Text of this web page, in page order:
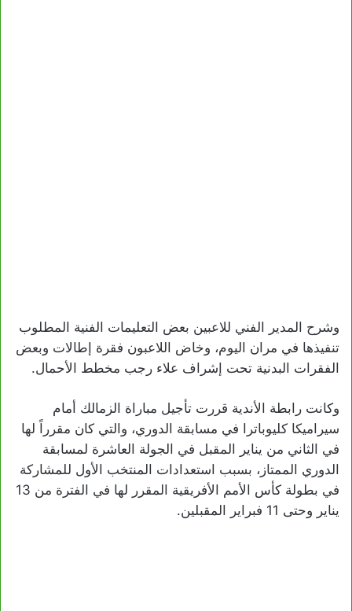
وشرح المدير الفني للاعبين بعض التعليمات الفنية المطلوب
تنفيذها في مران اليوم، وخاض اللاعبون فقرة إطالات وبعض
الفقرات البدنية تحت إشراف علاء رجب مخطط الأحمال.
وكانت رابطة الأندية قررت تأجيل مباراة الزمالك أمام
سيراميكا كليوباترا في مسابقة الدوري، والتي كان مقرراً لها
في الثاني من يناير المقبل في الجولة العاشرة لمسابقة
الدوري الممتاز، بسبب استعدادات المنتخب الأول للمشاركة
في بطولة كأس الأمم الأفريقية المقرر لها في الفترة من 13
يناير وحتى 11 فبراير المقبلين.